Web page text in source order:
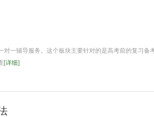
一辅导服务。这个板块主要针对的是高考前的复习备
[详细]